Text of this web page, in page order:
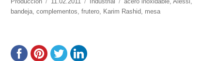
el
bandeja,complementos,frutero, Karim Rashid, mesa